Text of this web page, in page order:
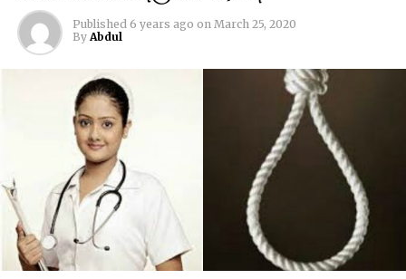
Published 6 years ago on March 25, 2020
By Abdul